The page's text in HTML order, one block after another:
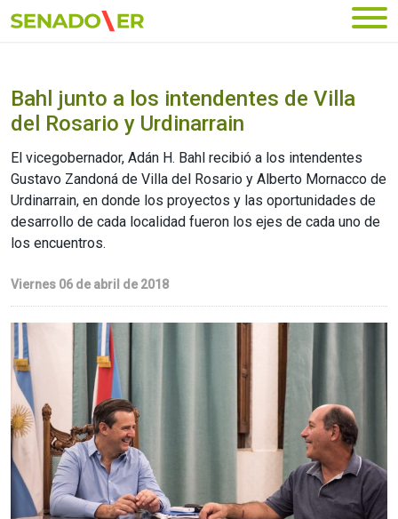
Ir al menú principal
Bahl junto a los intendentes de Villa
del Rosario y Urdinarrain
El vicegobernador, Adán H. Bahl recibió a los intendentes
Gustavo Zandoná de Villa del Rosario y Alberto Mornacco de
Urdinarrain, en donde los proyectos y las oportunidades de
desarrollo de cada localidad fueron los ejes de cada uno de
los encuentros.
Viernes 06 de abril de 2018